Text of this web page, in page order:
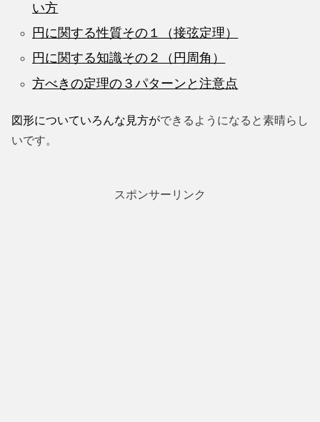
い方
円に関する性質その１（接弦定理）
円に関する知識その２（円周角）
方べきの定理の３パターンと注意点
図形についていろんな見方ができるようになると素晴らし
いです。
スポンサーリンク